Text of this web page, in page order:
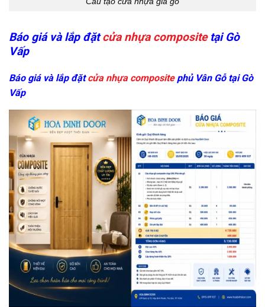
Báo giá và lắp đặtcửa nhựa compositetại Gò
Vấp
Báo giá và lắp đặtcửa nhựa composite phủ Vân Gỗtại Gò
Vấp